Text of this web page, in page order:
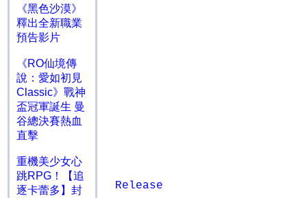
《黑色沙漠》
釋出全新職業
預告影片
《RO仙境傳
說：愛如初見
Classic》戰神
盃冠軍誕生 曼
谷總決賽熱血
直擊
重機美少女心
跳RPG！【追
逐卡蕾多】封
Release